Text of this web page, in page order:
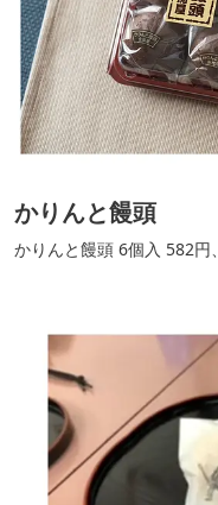
かりんと饅頭
かりんと饅頭 6個入 582